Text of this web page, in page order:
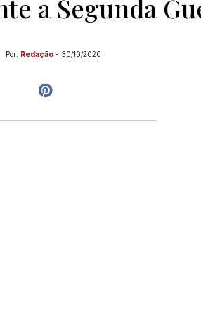
a Segunda
Por: Redação - 30/10/2020